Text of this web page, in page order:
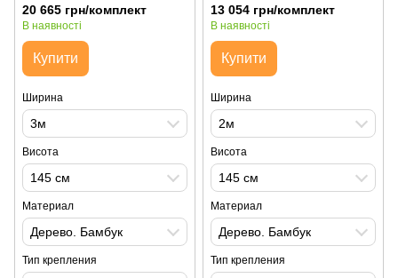
20 665 грн/комплект
В наявності
Купити
Ширина
3м
Висота
145 см
Материал
Дерево. Бамбук
Тип крепления
13 054 грн/комплект
В наявності
Купити
Ширина
2м
Висота
145 см
Материал
Дерево. Бамбук
Тип крепления